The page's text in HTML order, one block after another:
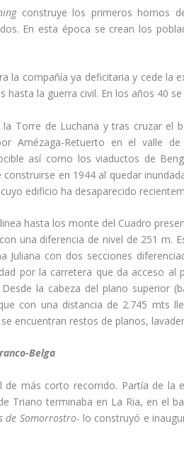
construye los primeros hornos
En esta época se crean los
la compañí­a ya deficitaria y cede
hasta la guerra civil. En los años 40
la Torre de Luchana y tras cruzar
Amézaga-Retuerto en el valle
así­ como los viaductos de
en 1944 al quedar
edificio ha desaparecido
hasta los monte del Cuadro
una diferencia de nivel de 251 m.
Juliana con dos secciones
por la carretera que da acceso
la cabeza del plano superior
con una distancia de 2.745 mts
encuentran restos de planos,
Belga
de más corto recorrido. Partí­a de la
Triano terminaba en La Ria, en el
de Somorrostro- lo construyó e